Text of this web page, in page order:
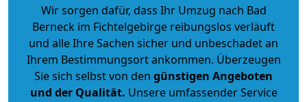
Wir sorgen dafür, dass Ihr Umzug nach Bad
Berneck im Fichtelgebirge reibungslos verläuft
und alle Ihre Sachen sicher und unbeschadet an
Ihrem Bestimmungsort ankommen. Überzeugen
Sie sich selbst von den günstigen Angeboten
und der Qualität. Unsere umfassender Service